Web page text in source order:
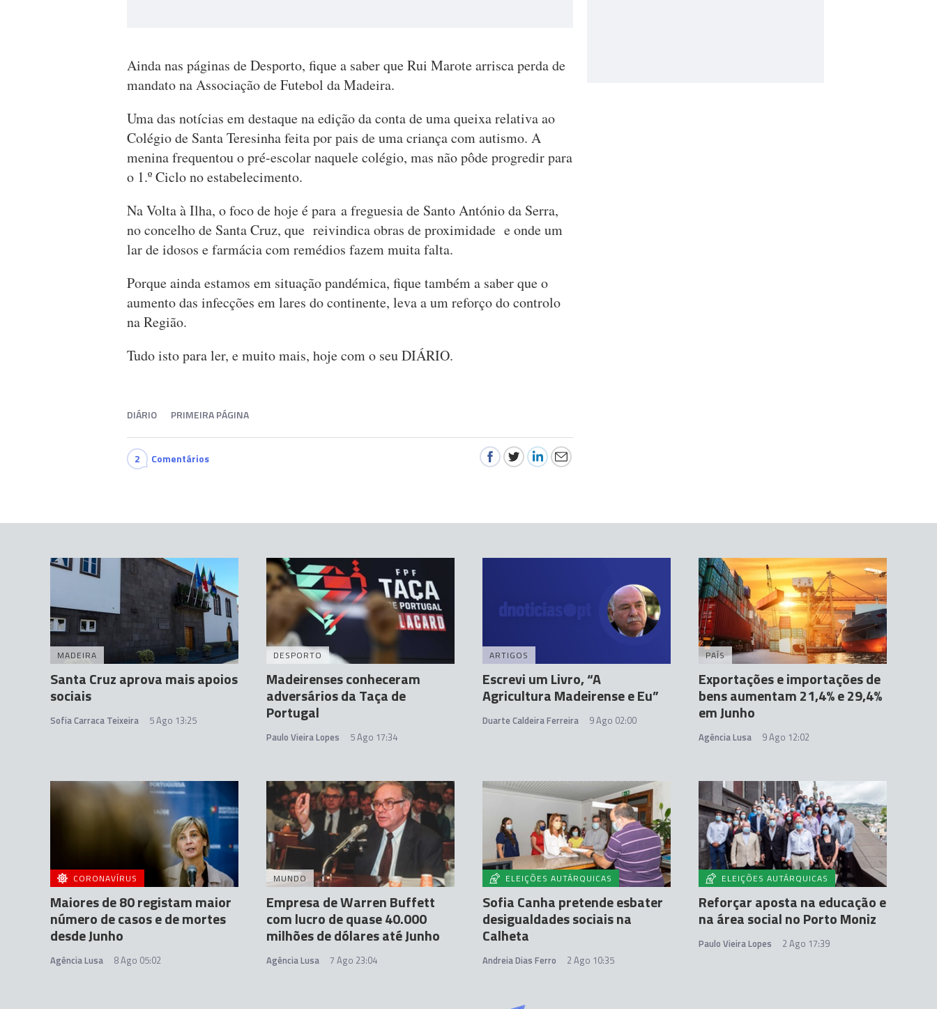
Ainda nas páginas de Desporto, fique a saber que Rui Marote arrisca perda de
mandato na Associação de Futebol da Madeira.
Uma das notícias em destaque na edição da conta de uma queixa relativa ao
Colégio de Santa Teresinha feita por pais de uma criança com autismo. A
menina frequentou o pré-escolar naquele colégio, mas não pôde progredir para
o 1.º Ciclo no estabelecimento.
Na Volta à Ilha, o foco de hoje é para a freguesia de Santo António da Serra,
no concelho de Santa Cruz, que reivindica obras de proximidade e onde um
lar de idosos e farmácia com remédios fazem muita falta.
Porque ainda estamos em situação pandémica, fique também a saber que o
aumento das infecções em lares do continente, leva a um reforço do controlo
na Região.
Tudo isto para ler, e muito mais, hoje com o seu DIÁRIO.
DIÁRIO PRIMEIRA PÁGINA
2 Comentários
MADEIRA
Santa Cruz aprova mais apoios
sociais
Sofia Carraca Teixeira 5 Ago 13:25
DESPORTO
Madeirenses conheceram
adversários da Taça de
Portugal
Paulo Vieira Lopes 5 Ago 17:34
ARTIGOS
Escrevi um Livro, “A
Agricultura Madeirense e Eu”
Duarte Caldeira Ferreira 9 Ago 02:00
PAÍS
Exportações e importações de
bens aumentam 21,4% e 29,4%
em Junho
Agência Lusa 9 Ago 12:02
CORONAVÍRUS
Maiores de 80 registam maior
número de casos e de mortes
desde Junho
Agência Lusa 8 Ago 05:02
MUNDO
Empresa de Warren Buffett
com lucro de quase 40.000
milhões de dólares até Junho
Agência Lusa 7 Ago 23:04
ELEIÇÕES AUTÁRQUICAS
Sofia Canha pretende esbater
desigualdades sociais na
Calheta
Andreia Dias Ferro 2 Ago 10:35
ELEIÇÕES AUTÁRQUICAS
Reforçar aposta na educação e
na área social no Porto Moniz
Paulo Vieira Lopes 2 Ago 17:39